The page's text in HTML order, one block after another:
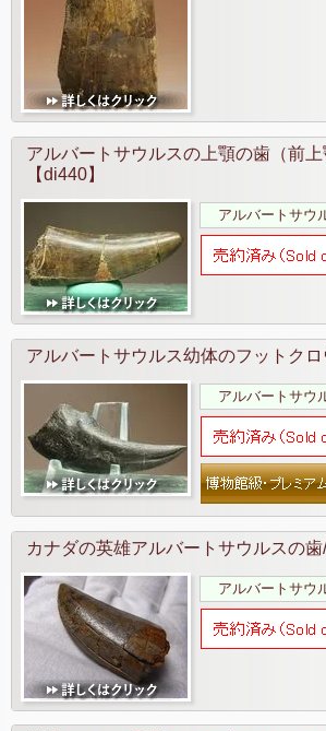
アルバートサウルスの上顎の歯（前
【di440】
アルバートサウ
アルバートサウルス幼体のフットクロ
アルバートサウ
カナダの英雄アルバートサウルスの歯/
アルバートサウ